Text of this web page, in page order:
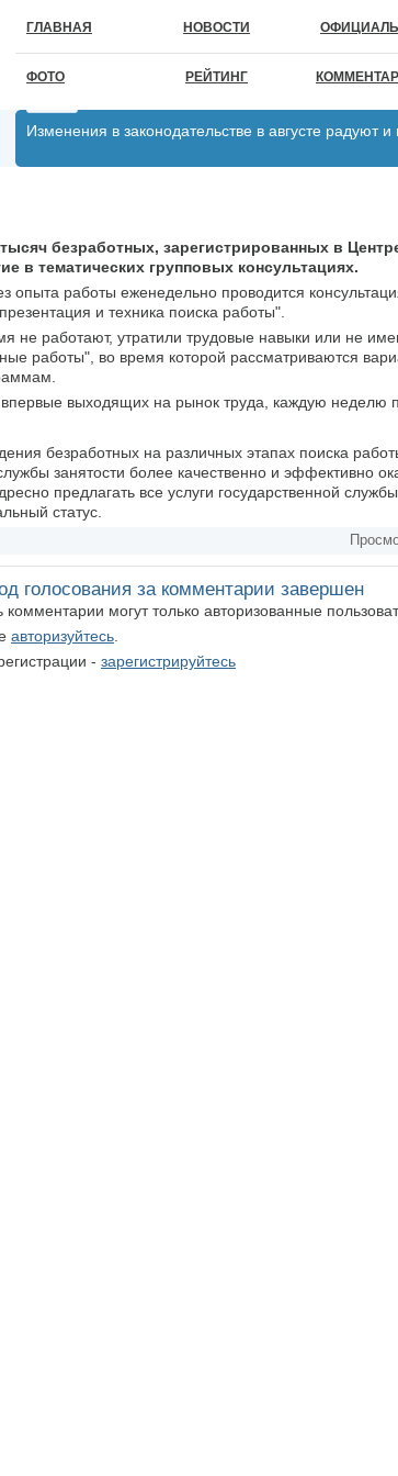
ГЛАВНАЯ НОВОСТИ
ФОТО РЕЙТИНГ
Изменения в законодательстве в августе радуют и
безработных, зарегистрированных в
в тематических групповых консультациях.
опыта работы еженедельно проводится
и техника поиска работы".
не работают, утратили трудовые навыки или не
работы", во время которой рассматриваются
выходящих на рынок труда, каждую неделю
безработных на различных этапах поиска
занятости более качественно и эффективно
предлагать все услуги государственной
статус.
голосования за комментарии завершен
комментарии могут только авторизованные
авторизуйтесь
- зарегистрируйтесь